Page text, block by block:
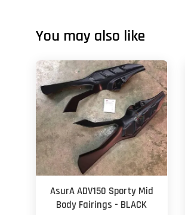
You may also like
AsurA ADV150 Sporty Mid
Body Fairings - BLACK